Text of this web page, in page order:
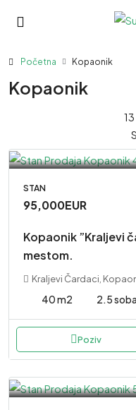
Početna Kopaonik
Kopaonik
STAN
95,000EUR
Kopaonik ”Kraljevi
mestom.
Kraljevi Čardaci,
40 m2 2.5
Poziv